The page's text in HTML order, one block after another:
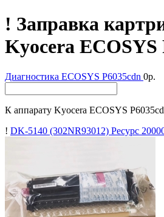
! Заправка
Kyocera ECOSYS
Диагностика ECOSYS P6035cdn 0р.
К аппарату Kyocera ECOSYS
! DK-5140 (302NR93012) Ресурс